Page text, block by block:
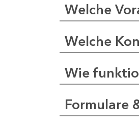
Welche
Welche
Wie
Formulare